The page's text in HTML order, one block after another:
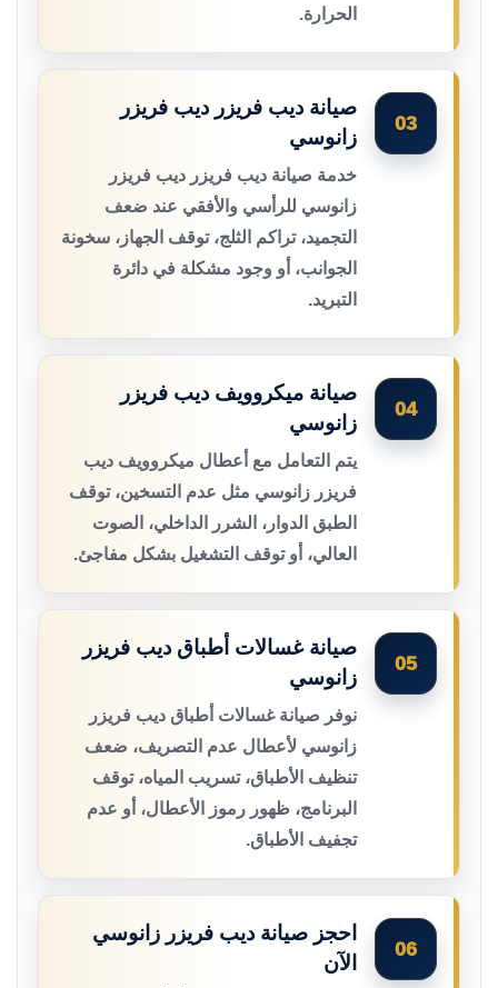
الحرارة.
03
صيانة ديب فريزر ديب فريزر
زانوسي
خدمة صيانة ديب فريزر ديب فريزر
زانوسي للرأسي والأفقي عند ضعف
التجميد، تراكم الثلج، توقف الجهاز، سخونة
الجوانب، أو وجود مشكلة في دائرة
التبريد.
04
صيانة ميكروويف ديب فريزر
زانوسي
يتم التعامل مع أعطال ميكروويف ديب
فريزر زانوسي مثل عدم التسخين، توقف
الطبق الدوار، الشرر الداخلي، الصوت
العالي، أو توقف التشغيل بشكل مفاجئ.
05
صيانة غسالات أطباق ديب فريزر
زانوسي
نوفر صيانة غسالات أطباق ديب فريزر
زانوسي لأعطال عدم التصريف، ضعف
تنظيف الأطباق، تسريب المياه، توقف
البرنامج، ظهور رموز الأعطال، أو عدم
تجفيف الأطباق.
06
احجز صيانة ديب فريزر زانوسي
الآن